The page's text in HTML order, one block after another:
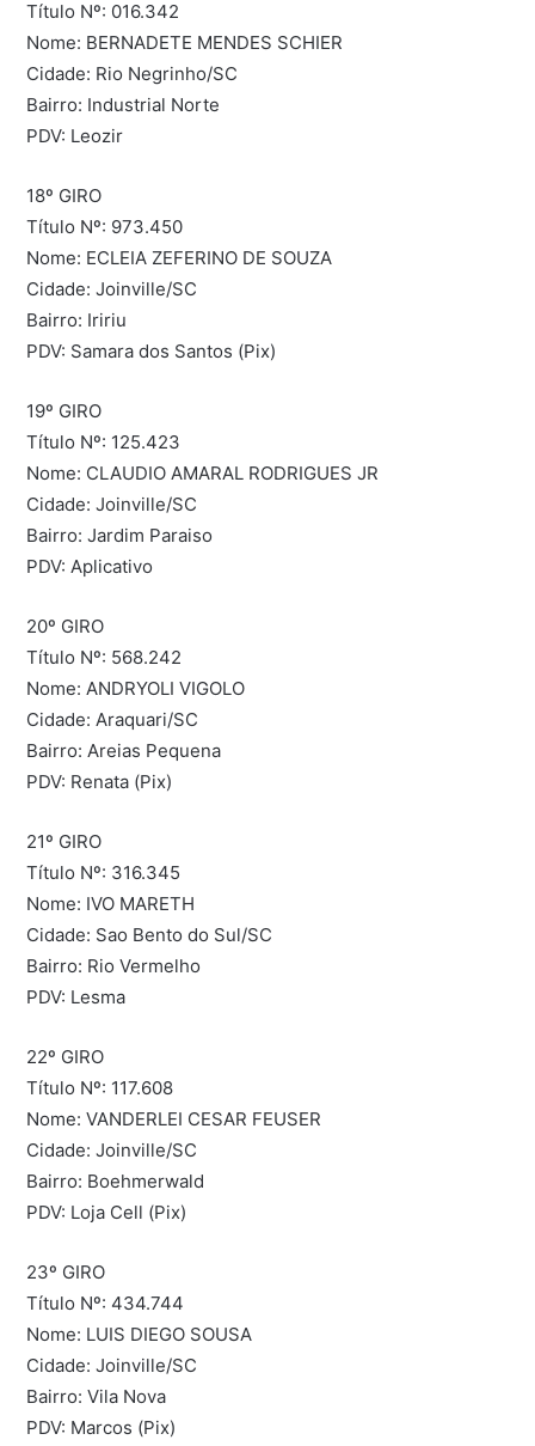
Título Nº: 016.342
Nome: BERNADETE MENDES SCHIER
Cidade: Rio Negrinho/SC
Bairro: Industrial Norte
PDV: Leozir
18º GIRO
Título Nº: 973.450
Nome: ECLEIA ZEFERINO DE SOUZA
Cidade: Joinville/SC
Bairro: Iririu
PDV: Samara dos Santos (Pix)
19º GIRO
Título Nº: 125.423
Nome: CLAUDIO AMARAL RODRIGUES JR
Cidade: Joinville/SC
Bairro: Jardim Paraiso
PDV: Aplicativo
20º GIRO
Título Nº: 568.242
Nome: ANDRYOLI VIGOLO
Cidade: Araquari/SC
Bairro: Areias Pequena
PDV: Renata (Pix)
21º GIRO
Título Nº: 316.345
Nome: IVO MARETH
Cidade: Sao Bento do Sul/SC
Bairro: Rio Vermelho
PDV: Lesma
22º GIRO
Título Nº: 117.608
Nome: VANDERLEI CESAR FEUSER
Cidade: Joinville/SC
Bairro: Boehmerwald
PDV: Loja Cell (Pix)
23º GIRO
Título Nº: 434.744
Nome: LUIS DIEGO SOUSA
Cidade: Joinville/SC
Bairro: Vila Nova
PDV: Marcos (Pix)